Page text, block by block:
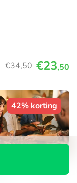
€34,50 €23,50
42% korting